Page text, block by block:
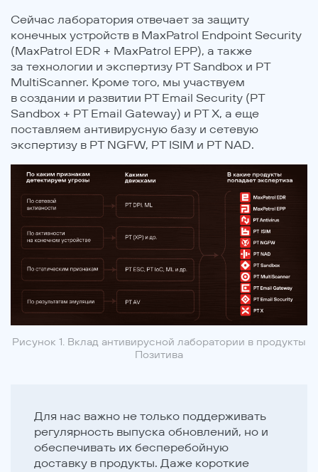
Сейчас лаборатория отвечает за защиту
конечных устройств в MaxPatrol Endpoint Security
(MaxPatrol EDR + MaxPatrol EPP), а также
за технологии и экспертизу PT Sandbox и PT
MultiScanner. Кроме того, мы участвуем
в создании и развитии PT Email Security (PT
Sandbox + PT Email Gateway) и PT X, а еще
поставляем антивирусную базу и сетевую
экспертизу в PT NGFW, PT ISIM и PT NAD.
Рисунок 1. Вклад антивирусной лаборатории в продукты
Позитива
Для нас важно не только поддерживать
регулярность выпуска обновлений, но и
обеспечивать их бесперебойную
доставку в продукты. Даже короткие